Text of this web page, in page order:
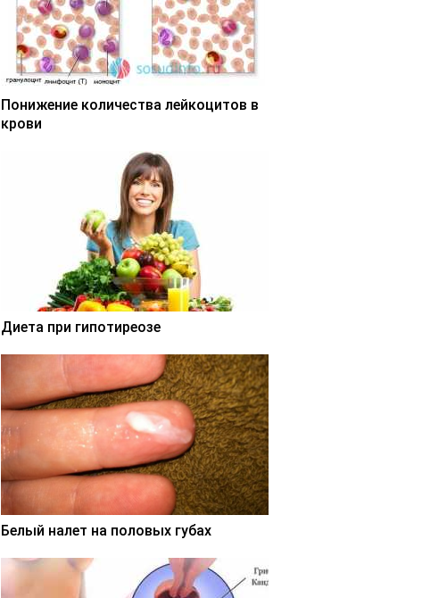
Понижение количества лейкоцитов в
крови
Диета при гипотиреозе
Белый налет на половых губах